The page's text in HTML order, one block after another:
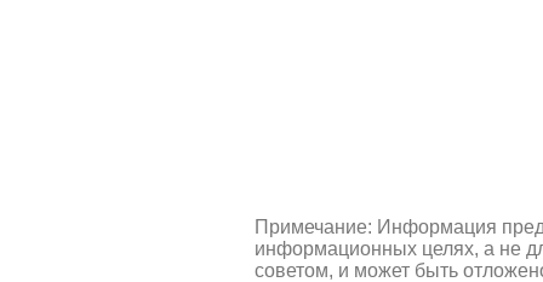
Примечание: Информация
информационных целях, а не
советом, и может быть